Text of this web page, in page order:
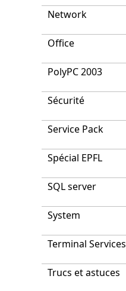
Network
Office
PolyPC 2003
Sécurité
Service Pack
Spécial EPFL
SQL server
System
Terminal Services
Trucs et astuces